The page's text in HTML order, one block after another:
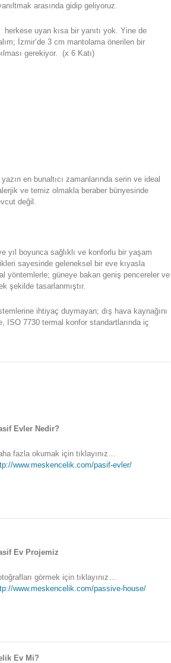
arasında gidip geliyoruz.
herkese uyan kısa bir yanıtı yok. Yine de
İzmir’de 3 cm mantolama önerilen bir
gerekiyor. (x 6 Katı)
en bunaltıcı zamanlarında serin ve ideal
ve temiz olmakla beraber bünyesinde
değil.
yıl boyunca sağlıklı ve konforlu bir yaşam
sayesinde geleneksel bir eve kıyasla
yöntemlerle; güneye bakan geniş pencereler ve
şekilde tasarlanmıştır.
ihtiyaç duymayan; dış hava kaynağını
ISO 7730 termal konfor standartlarında iç
Evler Nedir?
fazla okumak için tıklayınız…
www.meskencelik.com/pasif-evler/
Ev Projemiz
görmek için tıklayınız…
www.meskencelik.com/passive-house/
Ev Mi?